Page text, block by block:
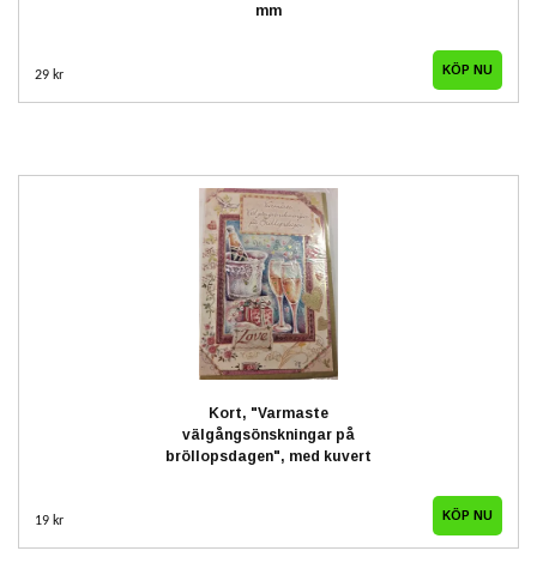
mm
29 kr
Kort, "Varmaste
välgångsönskningar på
bröllopsdagen", med kuvert
19 kr